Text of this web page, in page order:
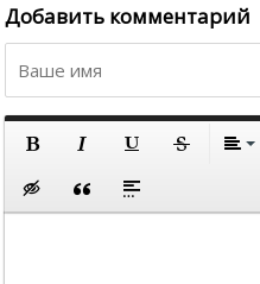
Добавить комментарий
Полужирный
Вставка скрытого текста
Вставка цитаты
Вставка спойлера